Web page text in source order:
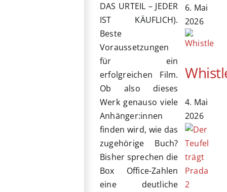
DAS URTEIL – JEDER
IST KÄUFLICH).
Beste
Voraussetzungen
für ein
erfolgreichen Film.
Ob also dieses
Werk genauso viele
Anhänger:innen
finden wird, wie das
zugehörige Buch?
Bisher sprechen die
Box Office-Zahlen
eine deutliche
6. Mai
2026
4. Mai
2026